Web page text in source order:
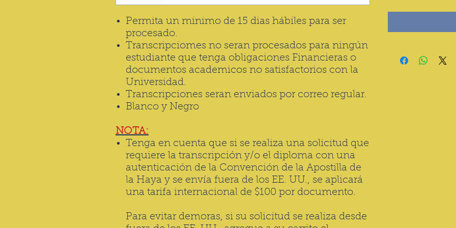
Permita un minimo de 15 dias hábiles para ser
procesado.
Transcripciomes no seran procesados para ningún
estudiante que tenga obligaciones Financieras o
documentos academicos no satisfactorios con la
Universidad.
Transcripciones seran enviados por correo regular.
Blanco y Negro
NOTA:
Tenga en cuenta que si se realiza una solicitud que
requiere la transcripción y/o el diploma con una
autenticación de la Convención de la Apostilla de
la Haya y se envía fuera de los EE. UU., se aplicará
una tarifa internacional de $100 por documento.
Para evitar demoras, si su solicitud se realiza desde